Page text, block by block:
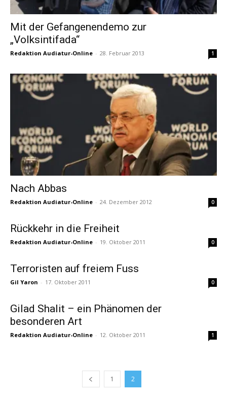
Mit der Gefangenendemo zur
„Volksintifada“
Redaktion Audiatur-Online - 28. Februar 2013 1
Nach Abbas
Redaktion Audiatur-Online - 24. Dezember 2012 0
Rückkehr in die Freiheit
Redaktion Audiatur-Online - 19. Oktober 2011 0
Terroristen auf freiem Fuss
Gil Yaron - 17. Oktober 2011 0
Gilad Shalit – ein Phänomen der
besonderen Art
Redaktion Audiatur-Online - 12. Oktober 2011 1
1 2